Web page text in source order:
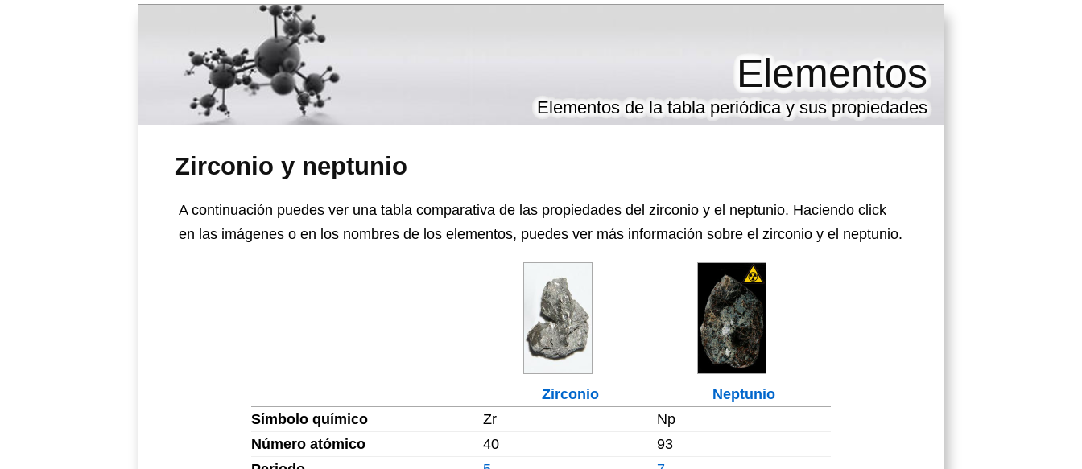
Zirconio y neptunio
Elementos
Elementos de la tabla periódica y sus propiedades
A continuación puedes ver una tabla comparativa de las propiedades del zirconio y el neptunio. Haciendo click
en las imágenes o en los nombres de los elementos, puedes ver más información sobre el zirconio y el neptunio.
Zirconio
Neptunio
Símbolo químico
Zr
Np
Número atómico
40
93